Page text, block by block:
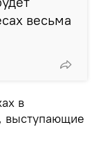
весьма
в
выступающие